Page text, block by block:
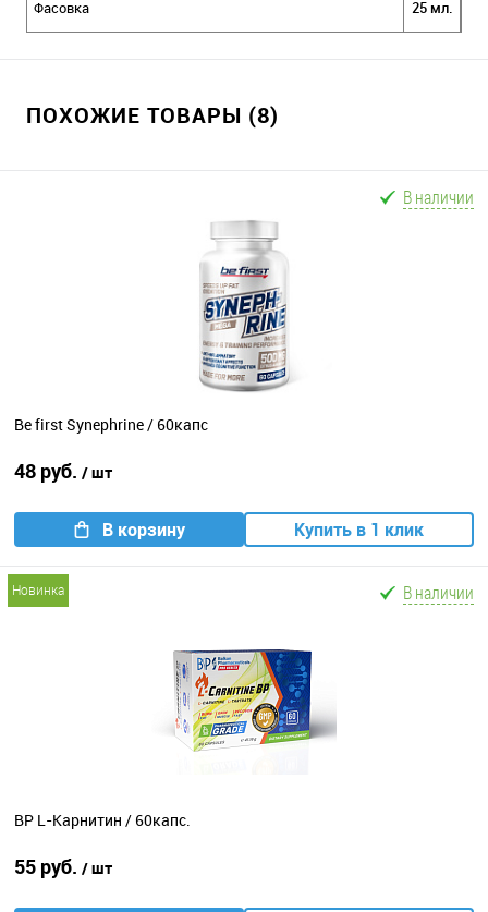
Фасовка 25 мл.
ПОХОЖИЕ ТОВАРЫ (8)
В наличии
Be first Synephrine / 60капс
48 руб. / шт
В корзину Купить в 1 клик
новинка В наличии
BP L-Карнитин / 60капс.
55 руб. / шт